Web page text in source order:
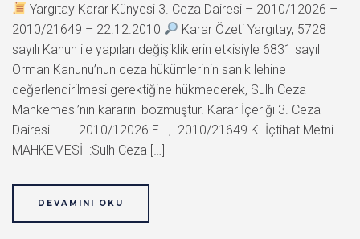
Yargıtay Karar Künyesi 3. Ceza Dairesi – 2010/12026 –
2010/21649 – 22.12.2010
Karar Özeti Yargıtay, 5728
sayılı Kanun ile yapılan değişikliklerin etkisiyle 6831 sayılı
Orman Kanunu’nun ceza hükümlerinin sanık lehine
değerlendirilmesi gerektiğine hükmederek, Sulh Ceza
Mahkemesi’nin kararını bozmuştur. Karar İçeriği 3. Ceza
Dairesi 2010/12026 E. , 2010/21649 K. İçtihat Metni
MAHKEMESİ :Sulh Ceza […]
DEVAMINI OKU